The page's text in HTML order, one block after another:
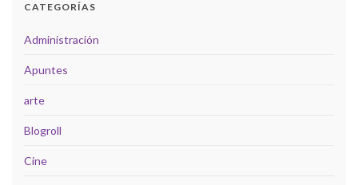
CATEGORÍAS
Administración
Apuntes
arte
Blogroll
Cine